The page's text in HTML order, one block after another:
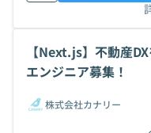
【Next.js】不動産
エンジニア募集！
株式会社カナリー